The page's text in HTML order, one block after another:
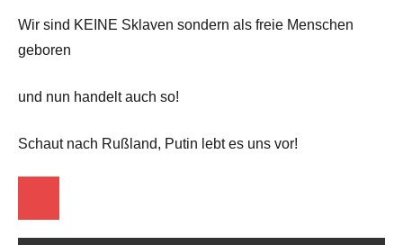
Wir sind KEINE Sklaven sondern als freie Menschen
geboren
und nun handelt auch so!
Schaut nach Rußland, Putin lebt es uns vor!